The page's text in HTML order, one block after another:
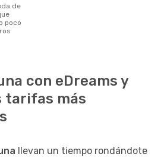
poco
con eDreams y
tarifas más
llevan un tiempo rondándote